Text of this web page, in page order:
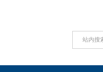
站内搜